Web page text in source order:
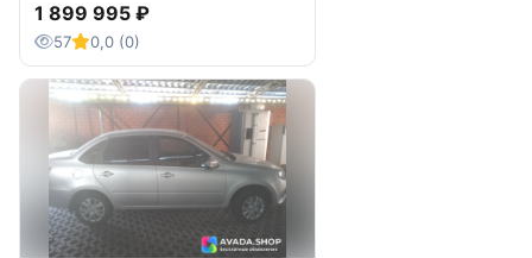
1 899 995 ₽
57 0,0 (0)